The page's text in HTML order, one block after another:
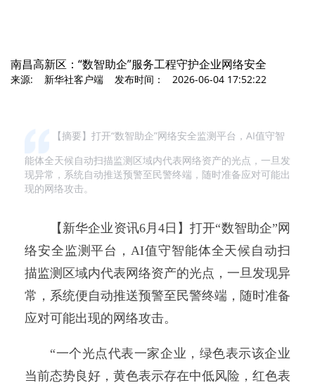
南昌高新区：“数智助企”服务工程守护企业网络安全
来源: 新华社客户端 发布时间： 2026-06-04 17:52:22
【摘要】打开“数智助企”网络安全监测平台，AI值守智
能体全天候自动扫描监测区域内代表网络资产的光点，一旦发
现异常，系统自动推送预警至民警终端，随时准备应对可能出
现的网络攻击。
【新华企业资讯6月4日】打开“数智助企”网
络安全监测平台，AI值守智能体全天候自动扫
描监测区域内代表网络资产的光点，一旦发现异
常，系统便自动推送预警至民警终端，随时准备
应对可能出现的网络攻击。
“一个光点代表一家企业，绿色表示该企业
当前态势良好，黄色表示存在中低风险，红色表